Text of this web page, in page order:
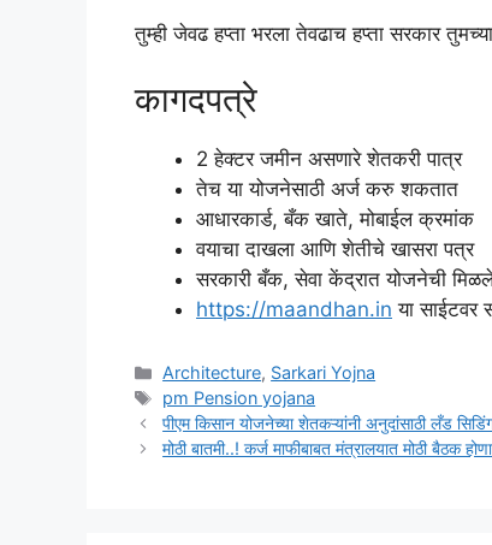
तुम्ही जेवढ हप्ता भरला तेवढाच हप्ता सरकार
कागदपत्रे
2 हेक्टर जमीन असणारे शेतकरी पात्र
तेच या योजनेसाठी अर्ज करु शकतात
आधारकार्ड, बँक खाते, मोबाईल क्रमांक
वयाचा दाखला आणि शेतीचे खासरा पत्र
सरकारी बँक, सेवा केंद्रात योजनेची मिळले
https://maandhan.in या साईटवर
Categories
Architecture, Sarkari Yojna
Tags
pm Pension yojana
पीएम किसान योजनेच्या शेतकऱ्यांनी अनुदांसाठी लँड
मोठी बातमी..! कर्ज माफीबाबत मंत्रालयात मोठी बैठक